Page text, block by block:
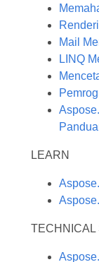
Mail
LINQ
LEARN
TECHNICAL